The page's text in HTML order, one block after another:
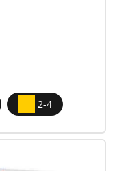
2-4